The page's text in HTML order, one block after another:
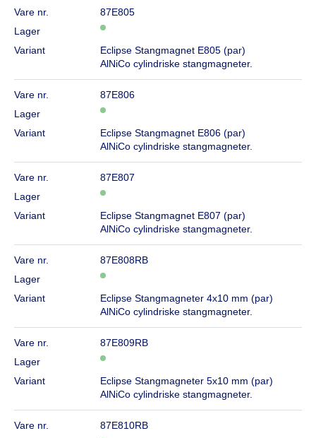
Vare nr.
87E805
Lager
Variant
Eclipse Stangmagnet E805 (par)
AlNiCo cylindriske stangmagneter.
Vare nr.
87E806
Lager
Variant
Eclipse Stangmagnet E806 (par)
AlNiCo cylindriske stangmagneter.
Vare nr.
87E807
Lager
Variant
Eclipse Stangmagnet E807 (par)
AlNiCo cylindriske stangmagneter.
Vare nr.
87E808RB
Lager
Variant
Eclipse Stangmagneter 4x10 mm (par)
AlNiCo cylindriske stangmagneter.
Vare nr.
87E809RB
Lager
Variant
Eclipse Stangmagneter 5x10 mm (par)
AlNiCo cylindriske stangmagneter.
Vare nr.
87E810RB